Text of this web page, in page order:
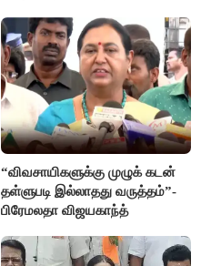
“விவசாயிகளுக்கு முழுக் கடன்
தள்ளுபடி இல்லாதது வருத்தம்”-
பிரேமலதா விஜயகாந்த்